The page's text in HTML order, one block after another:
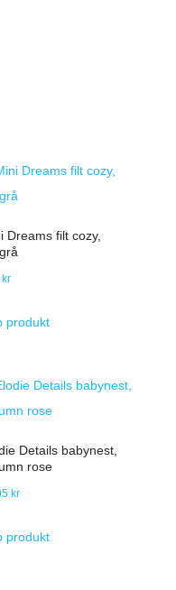
Dreams filt cozy,
kr
produkt
Details babynest,
rose
kr
produkt